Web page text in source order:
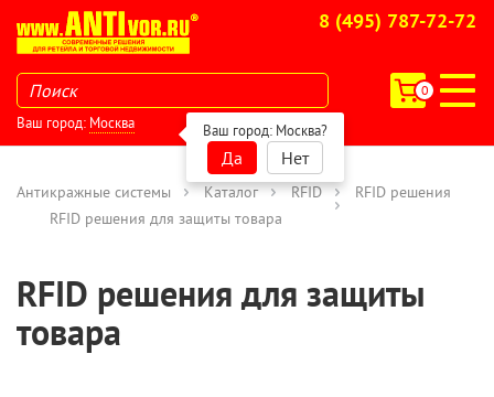
8 (495) 787-72-72
0
Ваш город: Москва Ваш город: Москва?
Да Нет
Антикражные системы Каталог RFID
RFID решения
RFID решения для защиты товара
RFID решения для защиты
товара